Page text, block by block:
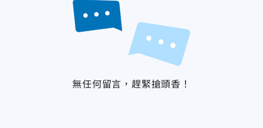
無任何留言，趕緊搶頭香！